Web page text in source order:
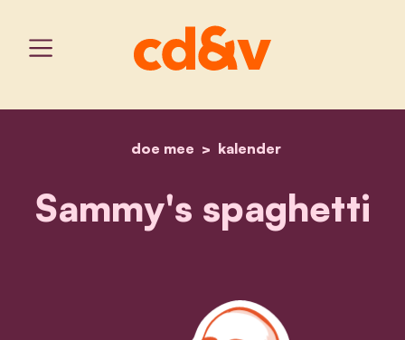
home
doe mee kalender
sammy's spaghetti
Sammy's spaghetti